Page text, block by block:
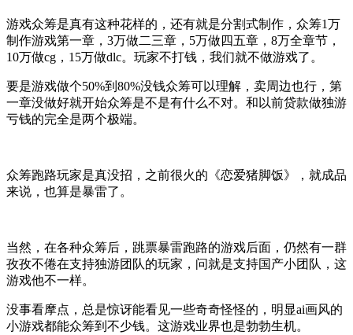
游戏众筹是真有这种花样的，还有就是分割式制作，众筹1万
制作游戏第一章，3万做二三章，5万做四五章，8万全章节，
10万做cg，15万做dlc。玩家不打钱，我们就不做游戏了。
要是游戏做个50%到80%没钱众筹可以理解，卖周边也行，第
一章没做好就开始众筹是不是有什么不对。和以前贷款做独游
亏钱的完全是两个极端。
众筹跑路玩家是真没招，之前很火的《恋爱猪脚饭》，就成品
来说，也算是暴雷了。
当然，在各种众筹后，跳票暴雷跑路的游戏后面，仍然有一群
孜孜不倦在支持独游团队的玩家，问就是支持国产小团队，这
游戏他不一样。
没事看摩点，总是惊讶能看见一些奇奇怪怪的，明显ai画风的
小游戏都能众筹到不少钱。这游戏业界也是勃勃生机。